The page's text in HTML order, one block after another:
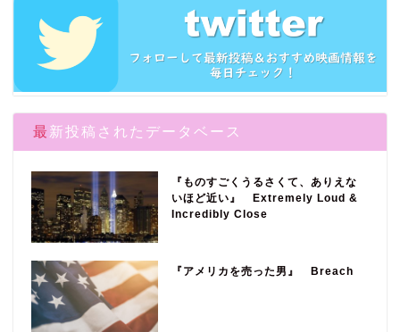
最新投稿されたデータベース
『ものすごくうるさくて、ありえな
いほど近い』 Extremely Loud &
Incredibly Close
『アメリカを売った男』 Breach